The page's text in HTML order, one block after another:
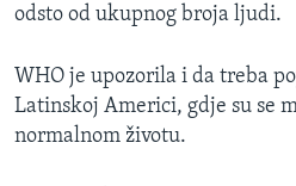
odsto od ukupnog broja ljudi.
WHO je upozorila i da treba
Latinskoj Americi, gdje su se
normalnom životu.